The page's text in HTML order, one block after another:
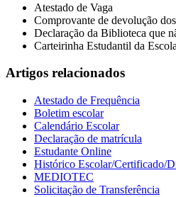
Atestado de Vaga
Comprovante de devolução
Declaração da Biblioteca que
Carteirinha Estudantil da Escola
Artigos relacionados
Atestado de Frequência
Boletim escolar
Calendário Escolar
Declaração de matrícula
Estudante Online
Histórico Escolar/Certificado/
MEDIOTEC
Solicitação de Transferência